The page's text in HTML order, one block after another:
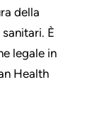
della
È
legale in
Health